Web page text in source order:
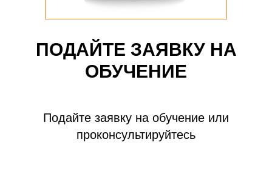
ПОДАЙТЕ ЗАЯВКУ НА
ОБУЧЕНИЕ
Подайте заявку на обучение или
проконсультируйтесь